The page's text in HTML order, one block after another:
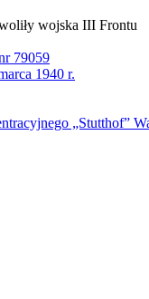
wojska III Frontu
79059
1940 r.
„Stutthof”